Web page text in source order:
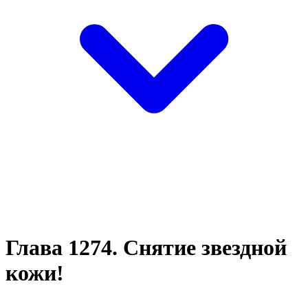
Глава 1274. Снятие звездной
кожи!